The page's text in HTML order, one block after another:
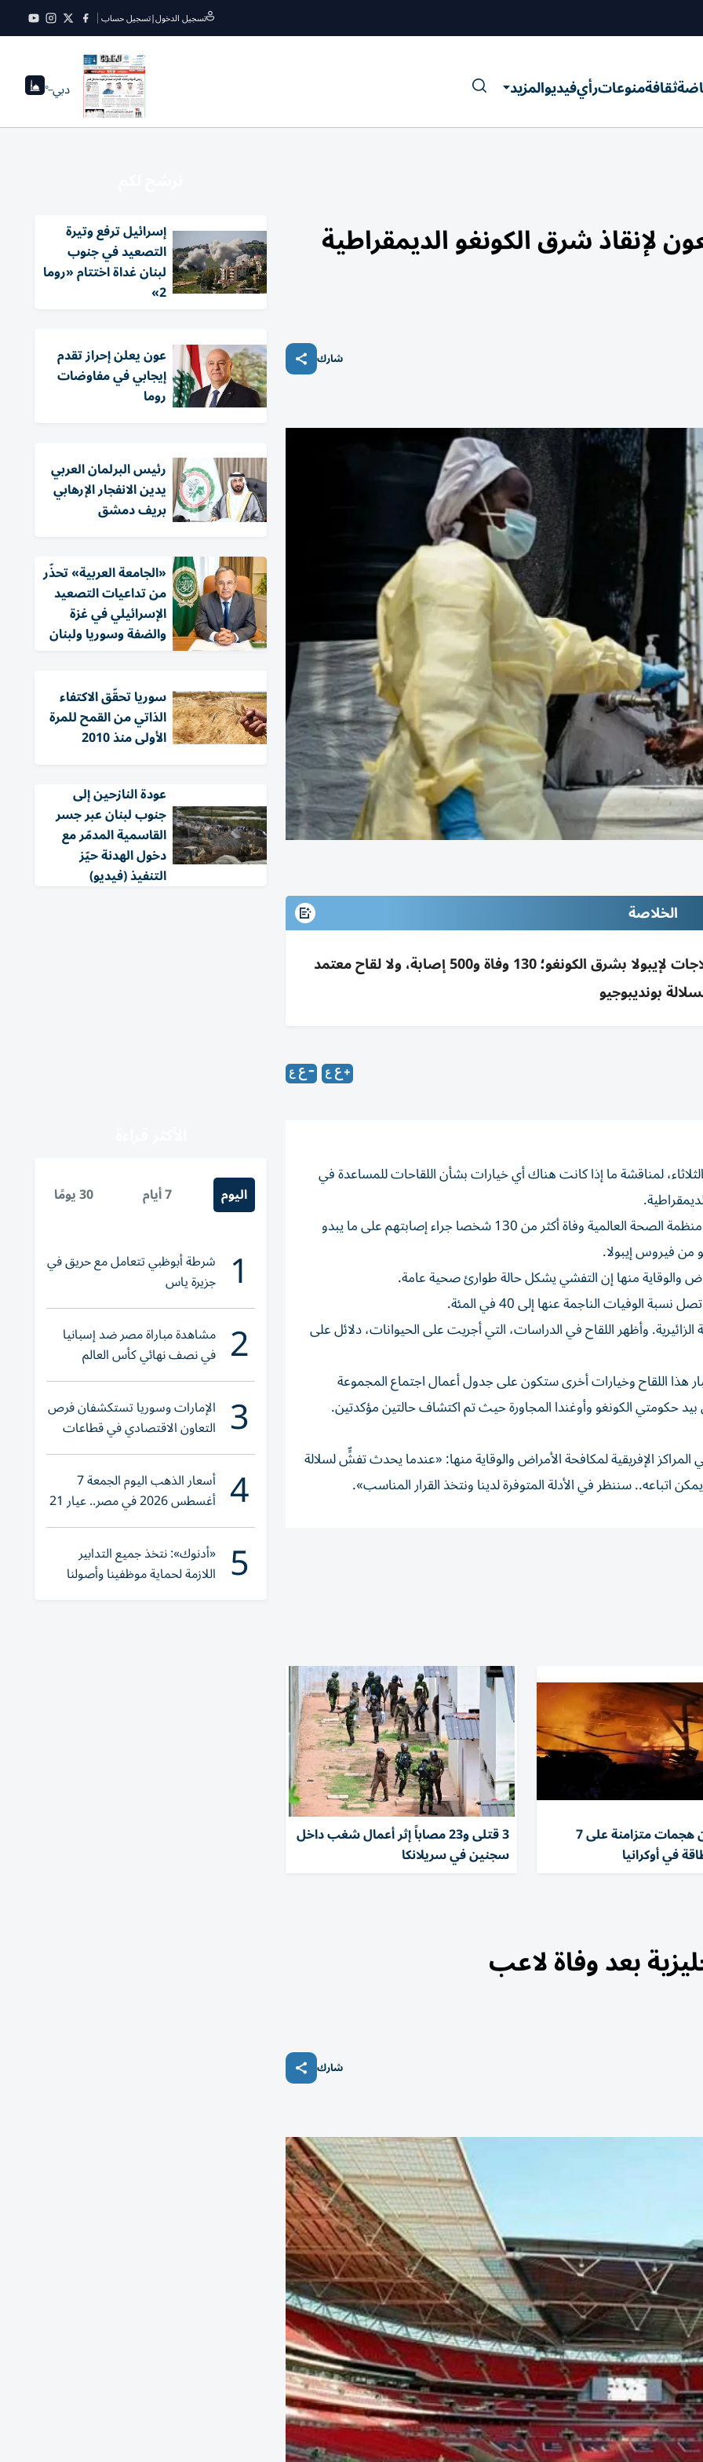
تسجيل الدخول|تسجيل حساب
ثقافةمنوعاترأيفيديوالمزيد دبي--°
لإنقاذ شرق الكونغو الديمقراطية
شارك
الخلاصة
خبراء الصحة العالمية يبحثون خيارات لقاحات وعلاجات لإيبولا بشرق الكونغو؛ 130 وفاة و500 إصابة، ولا لقاح معتمد
بونديبوجيو
لمناقشة ما إذا ‌كانت هناك أي خيارات بشأن اللقاحات للمساعدة في
يأتي هذا الاجتماع، ‌الذي سيعقد عبر الإنترنت، بعدما أعلنت منظمة الصحة العالمية وفاة أكثر من 130 شخصا جراء ‌إصابتهم على ما يبدو
والوقاية منها إن التفشي يشكل حالة طوارئ صحية عامة.
الوفيات الناجمة عنها إلى 40 في المئة.
وأظهر اللقاح في الدراسات، التي أجريت ⁠على الحيوانات، دلائل على
هذا اللقاح وخيارات أخرى ستكون على جدول ‌أعمال اجتماع المجموعة
بيد حكومتي الكونغو وأوغندا المجاورة حيث ‌تم اكتشاف حالتين ‌مؤكدتين.
الإفريقية لمكافحة الأمراض والوقاية منها: «عندما يحدث تفشٍّ لسلالة
اتباعه.. سننظر في الأدلة المتوفرة لدينا ونتخذ القرار المناسب».
روسيا تشن هجمات متزامنة على 7
في أوكرانيا
3 قتلى و23 مصاباً إثر أعمال شغب داخل
سجنين في سريلانكا
بعد وفاة لاعب
شارك
إسرائيل ترفع وتيرة
التصعيد في جنوب
لبنان غداة اختتام «روما
2»
عون يعلن إحراز تقدم
إيجابي في مفاوضات
روما
رئيس البرلمان العربي
يدين الانفجار الإرهابي
بريف دمشق
«الجامعة العربية» تحذّر
من تداعيات التصعيد
الإسرائيلي في غزة
والضفة وسوريا ولبنان
سوريا تحقّق الاكتفاء
الذاتي من القمح للمرة
الأولى منذ 2010
عودة النازحين إلى
جنوب لبنان عبر جسر
القاسمية المدمّر مع
دخول الهدنة حيّز
التنفيذ (فيديو)
اليوم 7 أيام 30 يومًا
1 شرطة أبوظبي تتعامل مع حريق في
جزيرة ياس
2 مشاهدة مباراة مصر ضد إسبانيا
في نصف نهائي كأس العالم
لناشئات اليد 2026
3 الإمارات وسوريا تستكشفان فرص
التعاون الاقتصادي في قطاعات
حيوية
4 أسعار الذهب اليوم الجمعة 7
أغسطس 2026 في مصر.. عيار 21
يقترب من هذا الرقم
5 «أدنوك»: نتخذ جميع التدابير
اللازمة لحماية موظفينا وأصولنا